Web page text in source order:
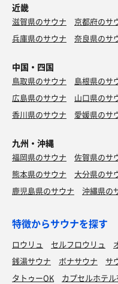
近畿
滋賀県のサウナ 京都府のサ
兵庫県のサウナ
奈良県のサ
中国・四国
鳥取県のサウナ 島根県のサ
広島県のサウナ
山口県のサ
香川県のサウナ
愛媛県のサ
九州・沖縄
福岡県のサウナ 佐賀県のサ
熊本県のサウナ
大分県のサ
鹿児島県のサウナ
沖縄県の
特徴からサウナを探す
ロウリュ セルフロウリュ
銭湯サウナ
ボナサウナ サ
タトゥーOK
カプセルホテル